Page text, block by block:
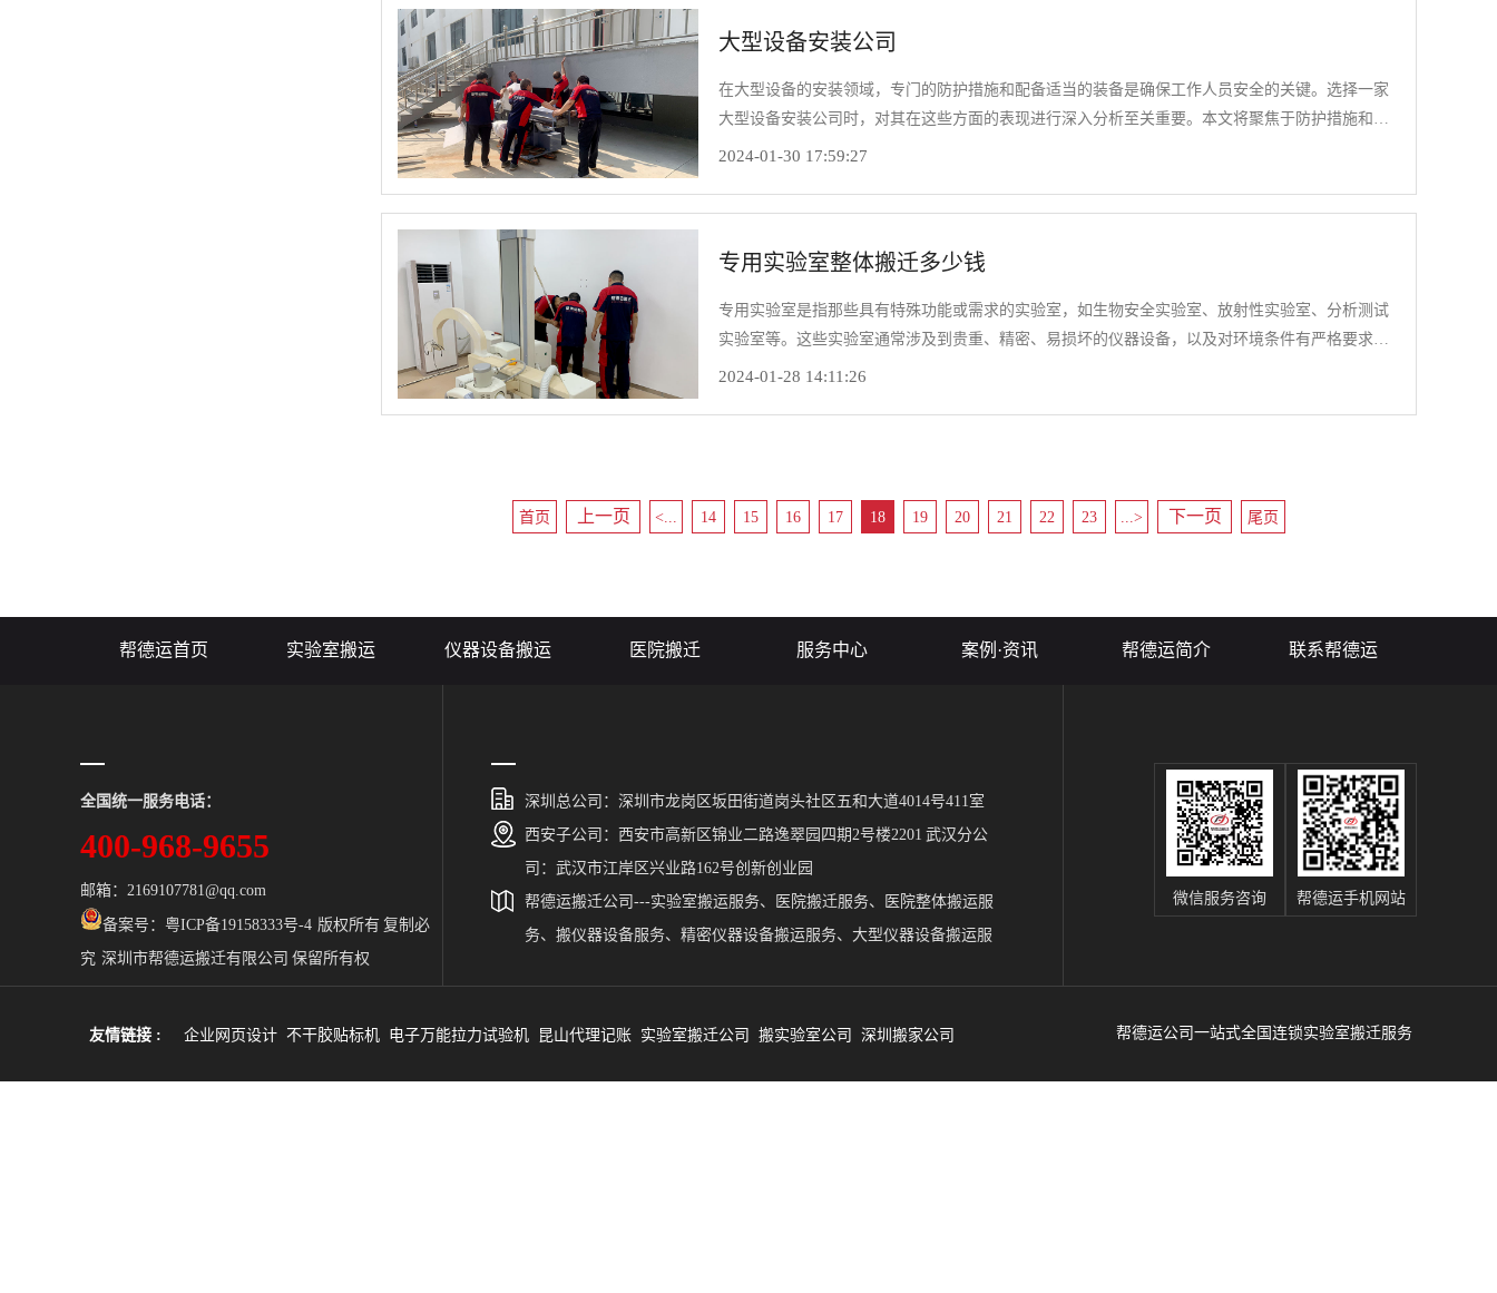
大型设备安装公司
在大型设备的安装领域，专门的防护措施和配备适当的装备是确保工作人员安全的关键。选择一家
大型设备安装公司时，对其在这些方面的表现进行深入分析至关重要。本文将聚焦于防护措施和装
备，探讨如何通过这些手段实现工作场所的安全。
2024-01-30 17:59:27
专用实验室整体搬迁多少钱
专用实验室是指那些具有特殊功能或需求的实验室，如生物安全实验室、放射性实验室、分析测试
实验室等。这些实验室通常涉及到贵重、精密、易损坏的仪器设备，以及对环境条件有严格要求的
试剂、样品、数据等。因此，专用实验室的搬迁是一项复杂而专业的工作，需要考虑很多因素，也
2024-01-28 14:11:26
首页 上一页 <... 14 15 16 17 18 19 20 21 22 23 ...> 下一页 尾页
帮德运首页 实验室搬运 仪器设备搬运 医院搬迁 服务中心 案例·资讯 帮德运简介 联系帮德运
全国统一服务电话：
400-968-9655
邮箱：2169107781@qq.com
备案号： 粤ICP备19158333号-4 版权所有 复制必
究 深圳市帮德运搬迁有限公司 保留所有权
深圳总公司：深圳市龙岗区坂田街道岗头社区五和大道4014号411室
西安子公司：西安市高新区锦业二路逸翠园四期2号楼2201 武汉分公
司：武汉市江岸区兴业路162号创新创业园
帮德运搬迁公司---实验室搬运服务、医院搬迁服务、医院整体搬运服
务、搬仪器设备服务、精密仪器设备搬运服务、大型仪器设备搬运服
北、四川、江西、河南、浙江、安徽、海南、江苏、黑龙江、吉林、辽
微信服务咨询 帮德运手机网站
友情链接 : 企业网页设计 不干胶贴标机 电子万能拉力试验机 昆山代理记账 实验室搬迁公司 搬实验室公司 深圳搬家公司 帮德运公司一站式全国连锁实验室搬迁服务